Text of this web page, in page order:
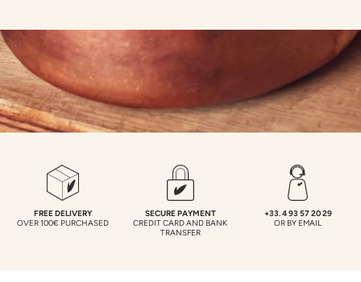
FREE DELIVERY
OVER 100€ PURCHASED
SECURE PAYMENT
CREDIT CARD AND BANK
TRANSFER
+33. 4 93 57 20 29
OR BY EMAIL